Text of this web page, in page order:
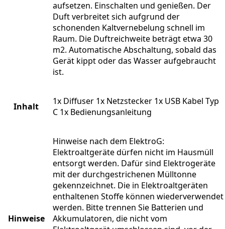
aufsetzen. Einschalten und genießen. Der
Duft verbreitet sich aufgrund der
schonenden Kaltvernebelung schnell im
Raum. Die Duftreichweite beträgt etwa 30
m2. Automatische Abschaltung, sobald das
Gerät kippt oder das Wasser aufgebraucht
ist.
Inhalt
1x Diffuser 1x Netzstecker 1x USB Kabel Typ
C 1x Bedienungsanleitung
Hinweise
Hinweise nach dem ElektroG:
Elektroaltgeräte dürfen nicht im Hausmüll
entsorgt werden. Dafür sind Elektrogeräte
mit der durchgestrichenen Mülltonne
gekennzeichnet. Die in Elektroaltgeräten
enthaltenen Stoffe können wiederverwendet
werden. Bitte trennen Sie Batterien und
Akkumulatoren, die nicht vom